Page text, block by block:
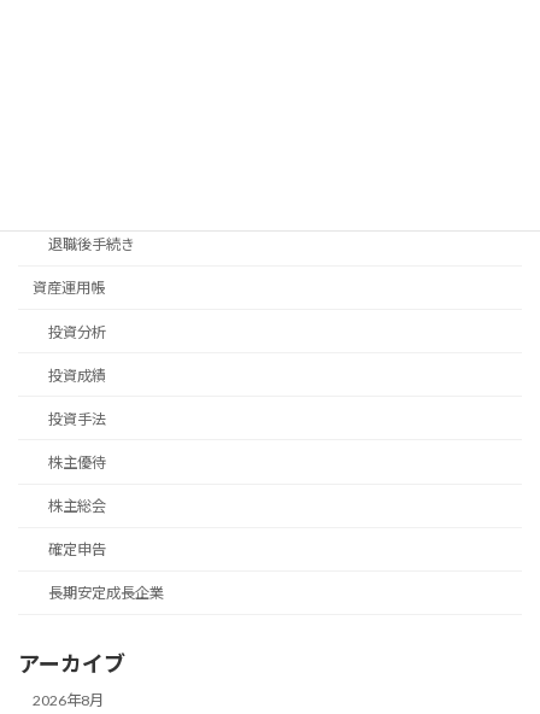
退職後手続き
資産運用帳
投資分析
投資成績
投資手法
株主優待
株主総会
確定申告
長期安定成長企業
アーカイブ
2026年8月